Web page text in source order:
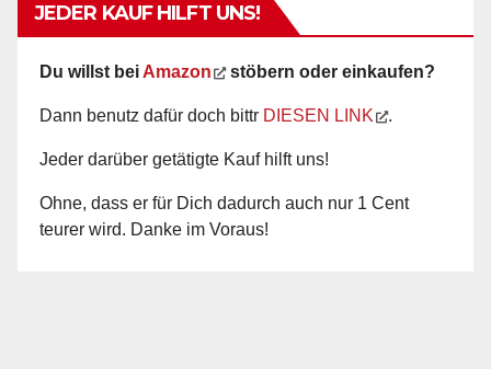
JEDER KAUF HILFT UNS!
Du willst bei Amazon stöbern oder einkaufen?
Dann benutz dafür doch bittr DIESEN LINK .
Jeder darüber getätigte Kauf hilft uns!
Ohne, dass er für Dich dadurch auch nur 1 Cent
teurer wird. Danke im Voraus!